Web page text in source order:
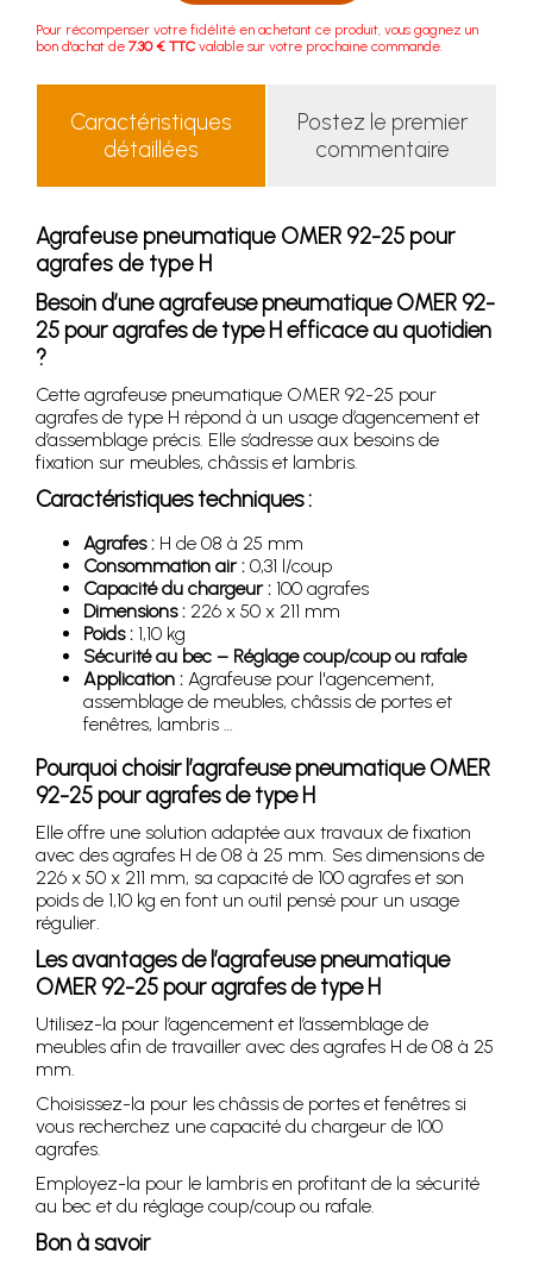
Pour récompenser votre fidélité en achetant ce produit, vous gagnez un
bon d'achat de 7.30 € TTC valable sur votre prochaine commande.
Caractéristiques
détaillées
Postez le premier
commentaire
Agrafeuse pneumatique OMER 92-25 pour
agrafes de type H
Besoin d’une agrafeuse pneumatique OMER 92-
25 pour agrafes de type H efficace au quotidien
?
Cette agrafeuse pneumatique OMER 92-25 pour
agrafes de type H répond à un usage d’agencement et
d’assemblage précis. Elle s’adresse aux besoins de
fixation sur meubles, châssis et lambris.
Caractéristiques techniques :
Agrafes : H de 08 à 25 mm
Consommation air : 0,31 l/coup
Capacité du chargeur : 100 agrafes
Dimensions : 226 x 50 x 211 mm
Poids : 1,10 kg
Sécurité au bec – Réglage coup/coup ou rafale
Application : Agrafeuse pour l'agencement,
assemblage de meubles, châssis de portes et
fenêtres, lambris …
Pourquoi choisir l’agrafeuse pneumatique OMER
92-25 pour agrafes de type H
Elle offre une solution adaptée aux travaux de fixation
avec des agrafes H de 08 à 25 mm. Ses dimensions de
226 x 50 x 211 mm, sa capacité de 100 agrafes et son
poids de 1,10 kg en font un outil pensé pour un usage
régulier.
Les avantages de l’agrafeuse pneumatique
OMER 92-25 pour agrafes de type H
Utilisez-la pour l’agencement et l’assemblage de
meubles afin de travailler avec des agrafes H de 08 à 25
mm.
Choisissez-la pour les châssis de portes et fenêtres si
vous recherchez une capacité du chargeur de 100
agrafes.
Employez-la pour le lambris en profitant de la sécurité
au bec et du réglage coup/coup ou rafale.
Bon à savoir